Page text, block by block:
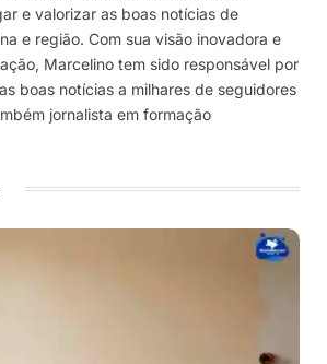
e valorizar as boas notícias de
e região. Com sua visão inovadora e
Marcelino tem sido responsável por
boas notícias a milhares de seguidores
jornalista em formação